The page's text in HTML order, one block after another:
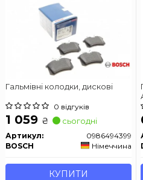
Гальмівні колодки, дискові
0 відгуків
1 059 ₴ сьогодні
Артикул:
0986494399
BOSCH
Німеччина
КУПИТИ